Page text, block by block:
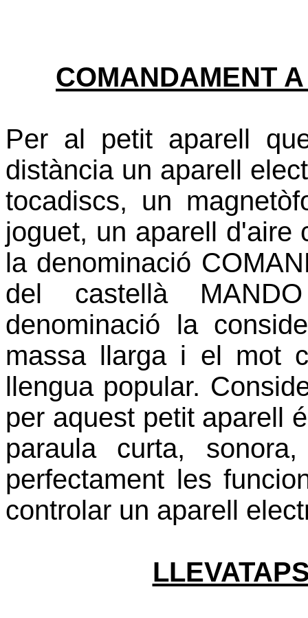
COMANDAMENT
Per al petit aparell
distància un aparell
tocadiscs, un
joguet, un aparell d'aire
la denominació
del castellà
denominació la
massa llarga i el mot
llengua popular.
per aquest petit aparell
paraula curta,
perfectament les
controlar un aparell